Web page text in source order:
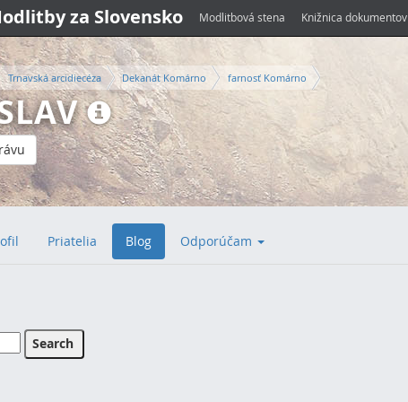
za Slovensko Modlitbová stena Knižnica dokumentov
Trnavská arcidiecéza Dekanát Komárno farnosť Komárno
Priatelia Blog Odporúčam